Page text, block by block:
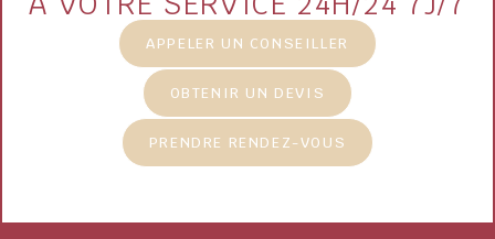
APPELER UN CONSEILLER
OBTENIR UN DEVIS
PRENDRE RENDEZ-VOUS